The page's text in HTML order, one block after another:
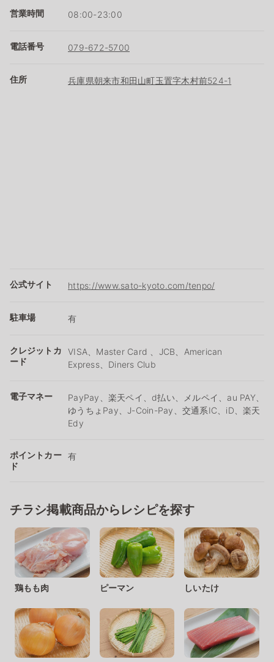
営業時間 08:00-23:00
電話番号 079-672-5700
住所 兵庫県朝来市和田山町玉置字木村前524-1
公式サイト https://www.sato-kyoto.com/tenpo/
駐車場 有
クレジットカ
ード
VISA、Master Card 、JCB、American
Express、Diners Club
電子マネー
PayPay、楽天ペイ、d払い、メルペイ、au PAY、
ゆうちょPay、J-Coin-Pay、交通系IC、iD、楽天
Edy
ポイントカー
ド
有
チラシ掲載商品からレシピを探す
鶏もも肉 ピーマン しいたけ